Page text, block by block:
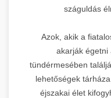
száguldás
Azok, akik a
akarják égetni
tündérmesében
lehetőségek
éjszakai élet